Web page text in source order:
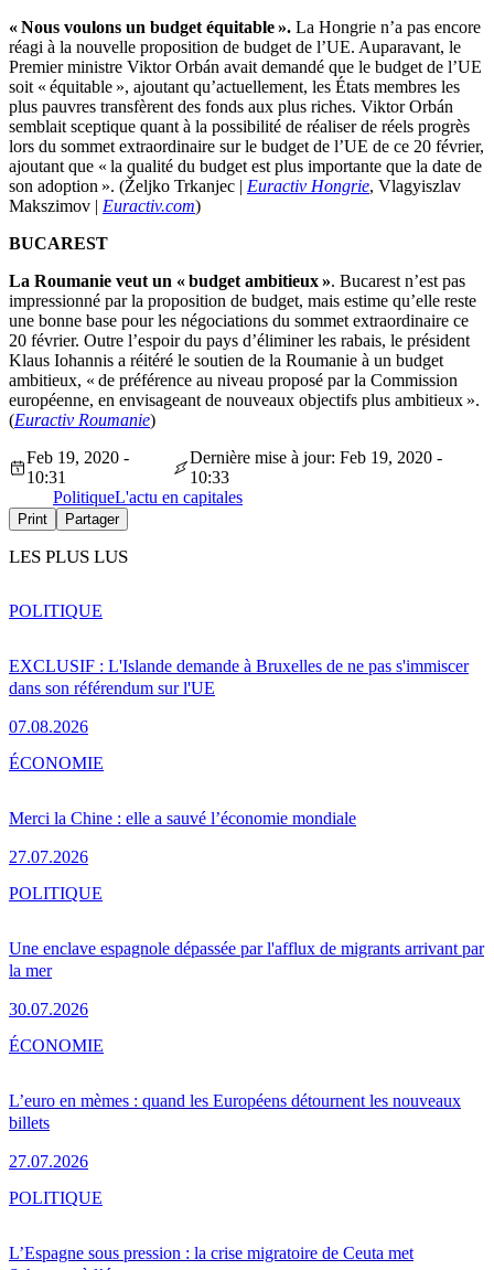
« Nous voulons un budget équitable ». La Hongrie n’a pas encore
réagi à la nouvelle proposition de budget de l’UE. Auparavant, le
Premier ministre Viktor Orbán avait demandé que le budget de l’UE
soit « équitable », ajoutant qu’actuellement, les États membres les
plus pauvres transfèrent des fonds aux plus riches. Viktor Orbán
semblait sceptique quant à la possibilité de réaliser de réels progrès
lors du sommet extraordinaire sur le budget de l’UE de ce 20 février,
ajoutant que « la qualité du budget est plus importante que la date de
son adoption ». (Željko Trkanjec | Euractiv Hongrie, Vlagyiszlav
Makszimov | Euractiv.com)
BUCAREST
La Roumanie veut un « budget ambitieux ». Bucarest n’est pas
impressionné par la proposition de budget, mais estime qu’elle reste
une bonne base pour les négociations du sommet extraordinaire ce
20 février. Outre l’espoir du pays d’éliminer les rabais, le président
Klaus Iohannis a réitéré le soutien de la Roumanie à un budget
ambitieux, « de préférence au niveau proposé par la Commission
européenne, en envisageant de nouveaux objectifs plus ambitieux ».
(Euractiv Roumanie)
Feb 19, 2020 -
10:31
Dernière mise à jour: Feb 19, 2020 -
10:33
PolitiqueL'actu en capitales
Print Partager
LES PLUS LUS
EXCLUSIF : L'Islande demande à Bruxelles de ne pas s'immiscer
dans son référendum sur l'UE
07.08.2026
POLITIQUE
Merci la Chine : elle a sauvé l’économie mondiale
27.07.2026
ÉCONOMIE
Une enclave espagnole dépassée par l'afflux de migrants arrivant par
la mer
30.07.2026
POLITIQUE
L’euro en mèmes : quand les Européens détournent les nouveaux
billets
27.07.2026
ÉCONOMIE
L’Espagne sous pression : la crise migratoire de Ceuta met
POLITIQUE